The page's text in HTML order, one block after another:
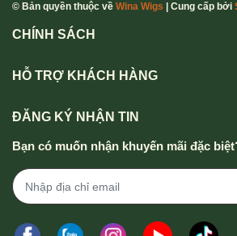
© Bản quyền thuộc về Wina Wigs | Cung cấp bởi
CHÍNH SÁCH
HỖ TRỢ KHÁCH HÀNG
ĐĂNG KÝ NHẬN TIN
Bạn có muốn nhận khuyến mãi đặc